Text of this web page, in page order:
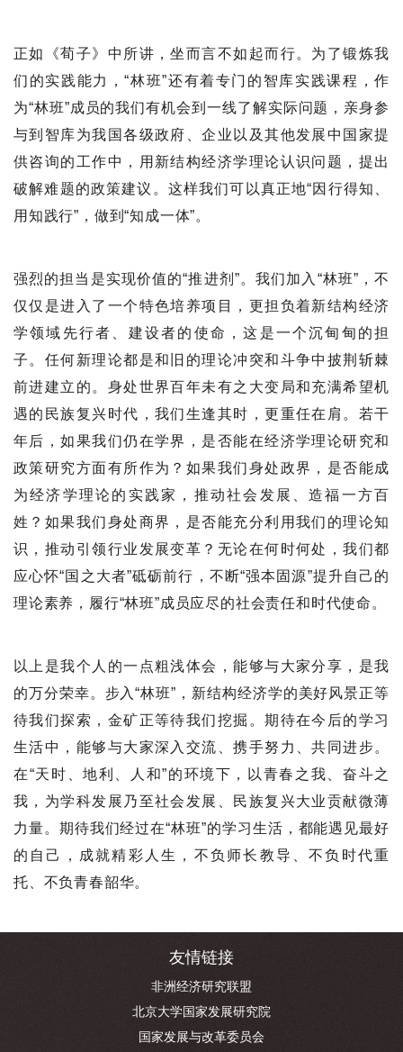
正如《荀子》中所讲，坐而言不如起而行。为了锻炼我
们的实践能力，“林班”还有着专门的智库实践课程，作
为“林班”成员的我们有机会到一线了解实际问题，亲身参
与到智库为我国各级政府、企业以及其他发展中国家提
供咨询的工作中，用新结构经济学理论认识问题，提出
破解难题的政策建议。这样我们可以真正地“因行得知、
用知践行”，做到“知成一体”。
强烈的担当是实现价值的“推进剂”。我们加入“林班”，不
仅仅是进入了一个特色培养项目，更担负着新结构经济
学领域先行者、建设者的使命，这是一个沉甸甸的担
子。任何新理论都是和旧的理论冲突和斗争中披荆斩棘
前进建立的。身处世界百年未有之大变局和充满希望机
遇的民族复兴时代，我们生逢其时，更重任在肩。若干
年后，如果我们仍在学界，是否能在经济学理论研究和
政策研究方面有所作为？如果我们身处政界，是否能成
为经济学理论的实践家，推动社会发展、造福一方百
姓？如果我们身处商界，是否能充分利用我们的理论知
识，推动引领行业发展变革？无论在何时何处，我们都
应心怀“国之大者”砥砺前行，不断“强本固源”提升自己的
理论素养，履行“林班”成员应尽的社会责任和时代使命。
以上是我个人的一点粗浅体会，能够与大家分享，是我
的万分荣幸。步入“林班”，新结构经济学的美好风景正等
待我们探索，金矿正等待我们挖掘。期待在今后的学习
生活中，能够与大家深入交流、携手努力、共同进步。
在“天时、地利、人和”的环境下，以青春之我、奋斗之
我，为学科发展乃至社会发展、民族复兴大业贡献微薄
力量。期待我们经过在“林班”的学习生活，都能遇见最好
的自己，成就精彩人生，不负师长教导、不负时代重
托、不负青春韶华。
友情链接
非洲经济研究联盟
北京大学国家发展研究院
国家发展与改革委员会